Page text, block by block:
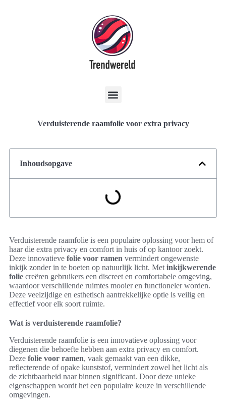
Verduisterende raamfolie voor extra privacy
Inhoudsopgave
Verduisterende raamfolie is een populaire oplossing voor hem of
haar die extra privacy en comfort in huis of op kantoor zoekt.
Deze innovatieve folie voor ramen vermindert ongewenste
inkijk zonder in te boeten op natuurlijk licht. Met inkijkwerende
folie creëren gebruikers een discreet en comfortabele omgeving,
waardoor verschillende ruimtes mooier en functioneler worden.
Deze veelzijdige en esthetisch aantrekkelijke optie is veilig en
effectief voor elk soort ruimte.
Wat is verduisterende raamfolie?
Verduisterende raamfolie is een innovatieve oplossing voor
diegenen die behoefte hebben aan extra privacy en comfort.
Deze folie voor ramen, vaak gemaakt van een dikke,
reflecterende of opake kunststof, vermindert zowel het licht als
de zichtbaarheid naar binnen significant. Door deze unieke
eigenschappen wordt het een populaire keuze in verschillende
omgevingen.